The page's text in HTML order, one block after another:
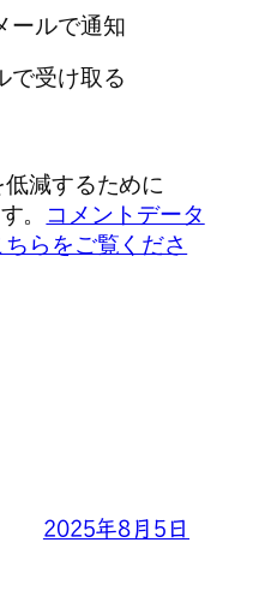
ールで通知
で受け取る
減するために
。 コメントデータ
らをご覧くださ
2025年8月5日